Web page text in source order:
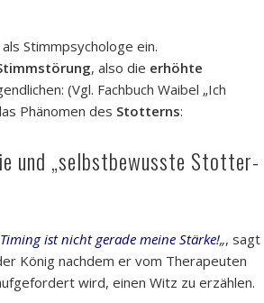
Stimmpsychologe ein.
, also die erhöhte
(Vgl. Fachbuch Waibel „Ich
Phänomen des Stotterns:
und „selbstbewusste Stotter-
Timing ist nicht gerade meine Stärke!„, sagt
König nachdem er vom Therapeuten
wird, einen Witz zu erzählen.